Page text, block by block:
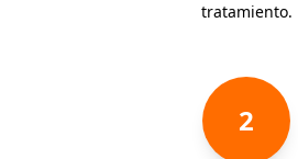
tratamiento.
2